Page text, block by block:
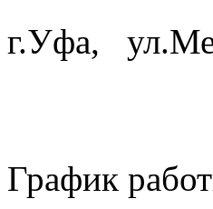
г.Уфа,
График